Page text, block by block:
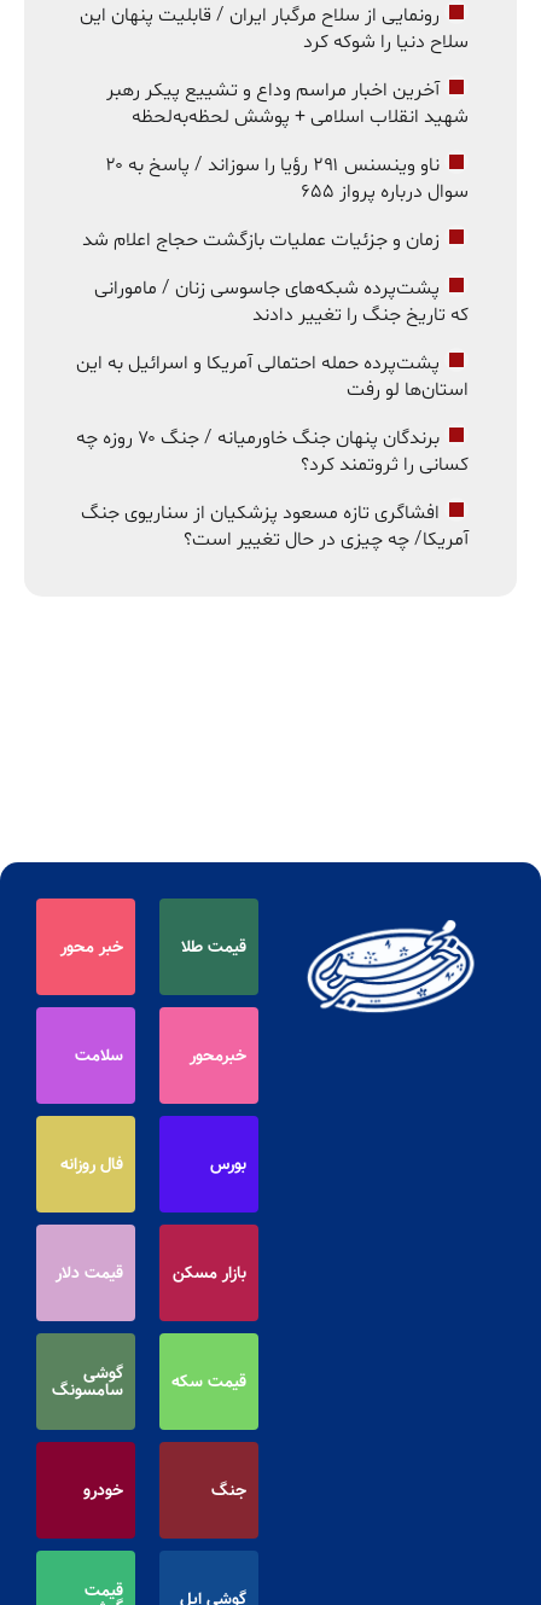
رونمایی از سلاح مرگبار ایران / قابلیت پنهان این
سلاح دنیا را شوکه کرد
آخرین اخبار مراسم وداع و تشییع پیکر رهبر
شهید انقلاب اسلامی + پوشش لحظه‌به‌لحظه
ناو وینسنس ۲۹۱ رؤیا را سوزاند / پاسخ به ۲۰
سوال درباره پرواز ۶۵۵
زمان و جزئیات عملیات بازگشت حجاج اعلام شد
پشت‌پرده شبکه‌های جاسوسی زنان / مامورانی
که تاریخ جنگ را تغییر دادند
پشت‌پرده حمله احتمالی آمریکا و اسرائیل به این
استان‌ها لو رفت
برندگان پنهان جنگ خاورمیانه / جنگ ۷۰ روزه چه
کسانی را ثروتمند کرد؟
افشاگری تازه مسعود پزشکیان از سناریوی جنگ
آمریکا/ چه چیزی در حال تغییر است؟
قیمت طلا خبر محور
خبرمحور سلامت
بورس فال روزانه
بازار مسکن قیمت دلار
قیمت سکه گوشی
سامسونگ
جنگ خودرو
گوشی اپل قیمت